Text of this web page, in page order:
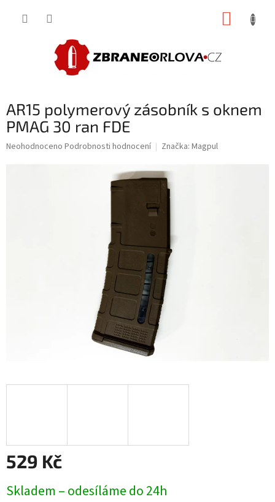
AR15 polymerový zásobník s oknem
PMAG 30 ran FDE
Průměrné
Neohodnoceno Podrobnosti hodnocení Značka: Magpul
529 Kč
cena:
Skladem – odesíláme do 24h